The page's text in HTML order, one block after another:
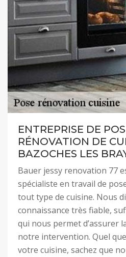
ENTREPRISE DE
RÉNOVATION DE
BAZOCHES LES
Bauer jessy renovation 77
spécialiste en travail de
tout type de cuisine. Nous
connaissance très fiable,
qui nous permet d’assurer
notre intervention. Quel
votre cuisine, sachez que